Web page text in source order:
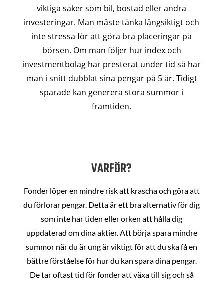
viktiga saker som bil, bostad eller andra
investeringar. Man måste tänka långsiktigt och
inte stressa för att göra bra placeringar på
börsen. Om man följer hur index och
investmentbolag har presterat under tid så har
man i snitt dubblat sina pengar på 5 år. Tidigt
sparade kan generera stora summor i
framtiden.
VARFÖR?
Fonder löper en mindre risk att krascha och göra att
du förlorar pengar. Detta är ett bra alternativ för dig
som inte har tiden eller orken att hålla dig
uppdaterad om dina aktier. Att börja spara mindre
summor när du är ung är viktigt för att du ska få en
bättre förståelse för hur du kan spara dina pengar.
De tar oftast tid för fonder att växa till sig och så